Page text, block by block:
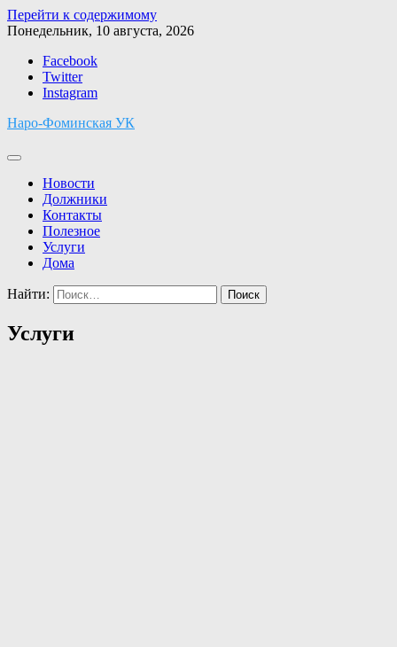
Перейти к содержимому
Понедельник, 10 августа, 2026
Facebook
Twitter
Instagram
Наро-Фоминская УК
Новости
Должники
Контакты
Полезное
Услуги
Дома
Найти:
Услуги